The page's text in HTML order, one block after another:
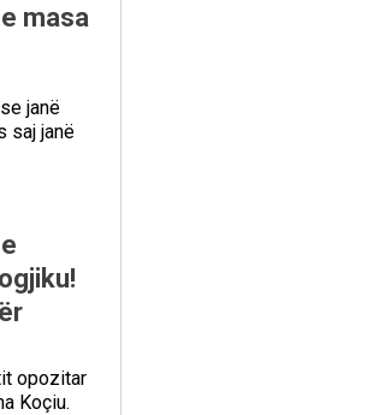
masa
janë
saj janë
opozitar
Koçiu.